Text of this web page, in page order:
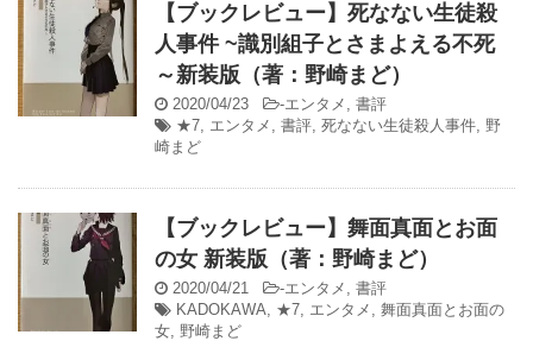
【ブックレビュー】死なない生徒殺
人事件 ~識別組子とさまよえる不死
～新装版（著：野崎まど）
2020/04/23 -エンタメ , 書評
★7, エンタメ , 書評, 死なない生徒殺人事件, 野
崎まど
【ブックレビュー】舞面真面とお面
の女 新装版（著：野崎まど）
2020/04/21 -エンタメ , 書評
KADOKAWA, ★7, エンタメ , 舞面真面とお面の
女, 野崎まど